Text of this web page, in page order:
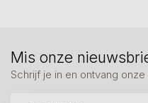
Mis onze
Schrijf je in en ontvang